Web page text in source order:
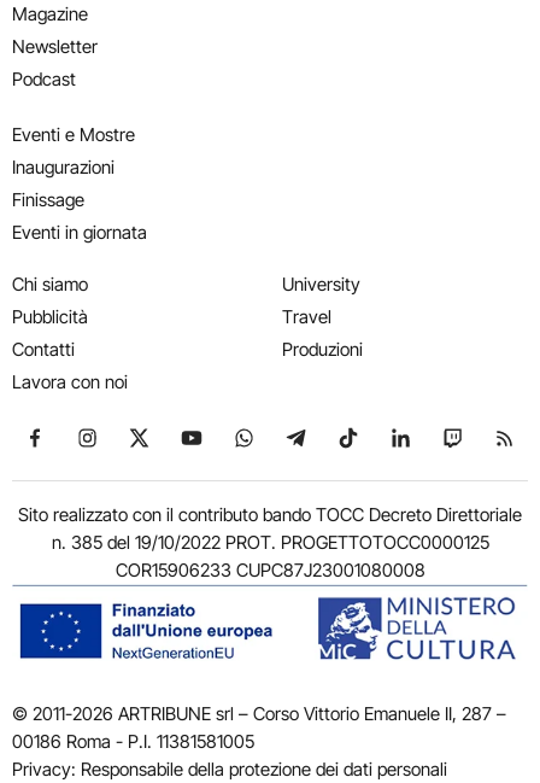
Magazine
Newsletter
Podcast
Eventi e Mostre
Inaugurazioni
Finissage
Eventi in giornata
Chi siamo
Pubblicità
Contatti
Lavora con noi
University
Travel
Produzioni
Seguici su Facebook
Seguici su Instagram
Seguici su X
Seguici su YouTube
Seguici su WhatsApp
Seguici su Telegram
Seguici su TikTok
Seguici su
Seguici
Sito realizzato con il contributo bando TOCC Decreto Direttoriale
n. 385 del 19/10/2022 PROT. PROGETTOTOCC0000125
COR15906233 CUPC87J23001080008
© 2011-2026 ARTRIBUNE srl – Corso Vittorio Emanuele II, 287 –
00186 Roma - P.I. 11381581005
Privacy: Responsabile della protezione dei dati personali